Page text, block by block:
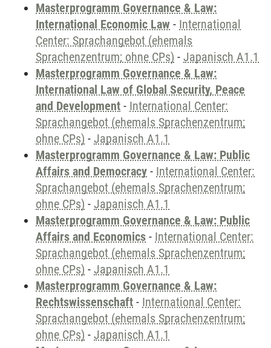
Masterprogramm Governance & Law:
International Economic Law - International
Center: Sprachangebot (ehemals
Sprachenzentrum; ohne CPs) - Japanisch A1.1
Masterprogramm Governance & Law:
International Law of Global Security, Peace
and Development - International Center:
Sprachangebot (ehemals Sprachenzentrum;
ohne CPs) - Japanisch A1.1
Masterprogramm Governance & Law: Public
Affairs and Democracy - International Center:
Sprachangebot (ehemals Sprachenzentrum;
ohne CPs) - Japanisch A1.1
Masterprogramm Governance & Law: Public
Affairs and Economics - International Center:
Sprachangebot (ehemals Sprachenzentrum;
ohne CPs) - Japanisch A1.1
Masterprogramm Governance & Law:
Rechtswissenschaft - International Center:
Sprachangebot (ehemals Sprachenzentrum;
ohne CPs) - Japanisch A1.1